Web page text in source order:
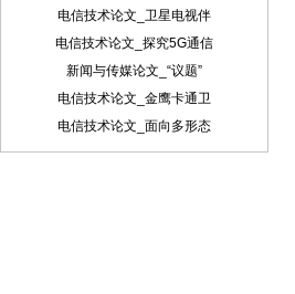
4、 投稿人向我刊所投之作品不得同时向
第三方投送，即不允许一稿多投。 5、 投
包括但不限于：通过网络向公众传播、复
制、摘编、表演、播放、展览、发行、摄
制电影、电视、录像制品、录制录音制
电信技术论文_卫星电视伴
电信技术论文_探究5G通信
新闻与传媒论文_“议题”
电信技术论文_金鹰卡通卫
电信技术论文_面向多形态